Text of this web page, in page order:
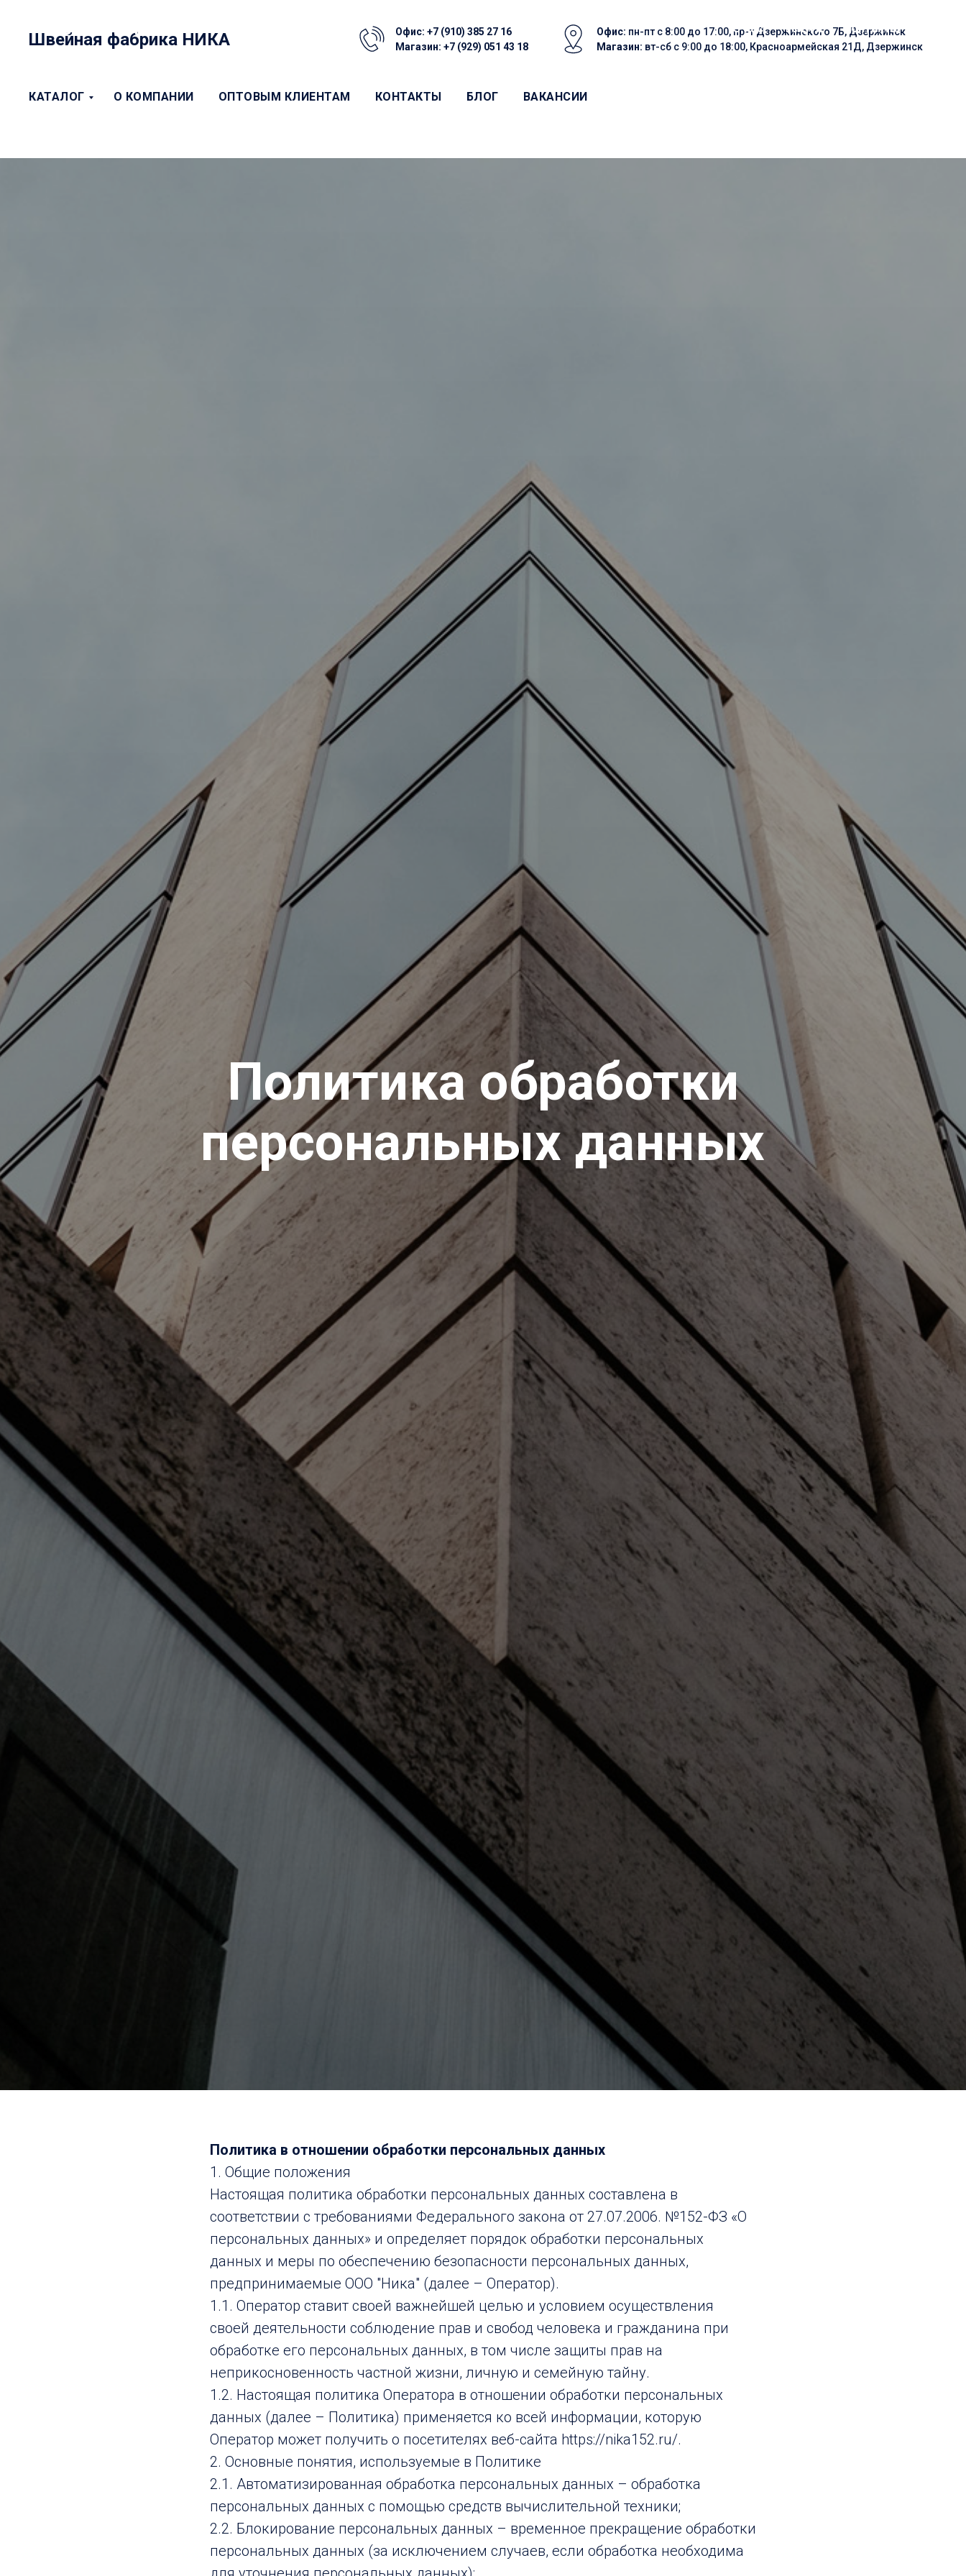
Швейная фабрика НИКА Офис: +7 (910) 385 27 16
Магазин: +7 (929) 051 43 18
Офис: пн-пт с 8:00 до 17:00, пр-т Дзержинского 7Б, Дзержинск
Магазин: вт-сб с 9:00 до 18:00, Красноармейская 21Д, Дзержинск
КАТАЛОГ О КОМПАНИИ ОПТОВЫМ КЛИЕНТАМ КОНТАКТЫ БЛОГ ВАКАНСИИ
ЛОГОТИП О нас Услуги Контакты
Политика обработки
персональных данных
Политика в отношении обработки персональных данных
1. Общие положения
Настоящая политика обработки персональных данных составлена в
соответствии с требованиями Федерального закона от 27.07.2006. №152-ФЗ «О
персональных данных» и определяет порядок обработки персональных
данных и меры по обеспечению безопасности персональных данных,
предпринимаемые ООО "Ника" (далее – Оператор).
1.1. Оператор ставит своей важнейшей целью и условием осуществления
своей деятельности соблюдение прав и свобод человека и гражданина при
обработке его персональных данных, в том числе защиты прав на
неприкосновенность частной жизни, личную и семейную тайну.
1.2. Настоящая политика Оператора в отношении обработки персональных
данных (далее – Политика) применяется ко всей информации, которую
Оператор может получить о посетителях веб-сайта https://nika152.ru/.
2. Основные понятия, используемые в Политике
2.1. Автоматизированная обработка персональных данных – обработка
персональных данных с помощью средств вычислительной техники;
2.2. Блокирование персональных данных – временное прекращение обработки
персональных данных (за исключением случаев, если обработка необходима